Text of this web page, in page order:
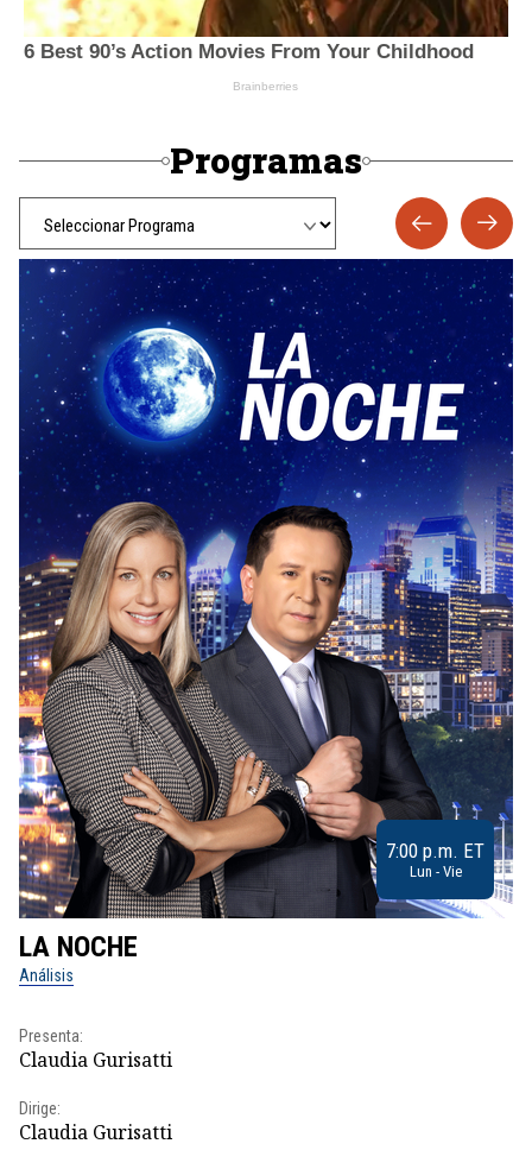
Programas
7:00 p.m. ET
Lun - Vie
LA NOCHE
Análisis
Presenta:
Claudia Gurisatti
Dirige:
Claudia Gurisatti